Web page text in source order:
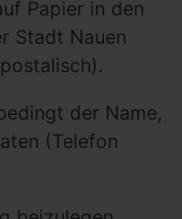
Papier in den
Stadt Nauen
der Name,
(Telefon